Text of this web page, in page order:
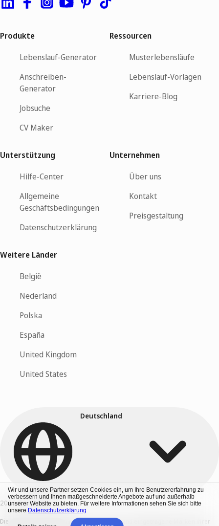
Wir und unsere Partner setzen Cookies ein, um Ihre Benutzererfahrung zu
verbessern und Ihnen maßgeschneiderte Angebote auf und außerhalb
unserer Website zu bieten. Für weitere Informationen sehen Sie sich bitte
unsere Datenschutzerklärung
Produkte
Lebenslauf-Generator
Anschreiben-
Generator
Jobsuche
CV Maker
Ressourcen
Musterlebensläufe
Lebenslauf-Vorlagen
Karriere-Blog
Unterstützung
Hilfe-Center
Allgemeine
Geschäftsbedingungen
Datenschutzerklärung
Unternehmen
Über uns
Kontakt
Preisgestaltung
Weitere Länder
België
Nederland
Polska
España
United Kingdom
United States
2026 © CV Maker B.V.
Deutschland
Die verwendeten Firmennamen und Logos sind eingetragene Marken ihrer